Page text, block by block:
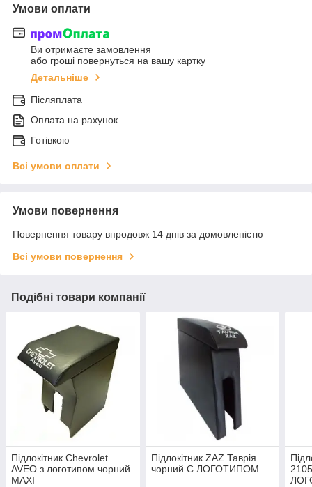
Умови оплати
Ви отримаєте замовлення
або гроші повернуться на вашу картку
Детальніше
Післяплата
Оплата на рахунок
Готівкою
Всі умови оплати
Умови повернення
Повернення товару впродовж 14 днів за домовленістю
Всі умови повернення
Подібні товари компанії
Підлокітник Chevrolet
AVEO з логотипом чорний
MAXI
Підлокітник ZAZ Таврія
чорний C ЛОГОТИПОМ